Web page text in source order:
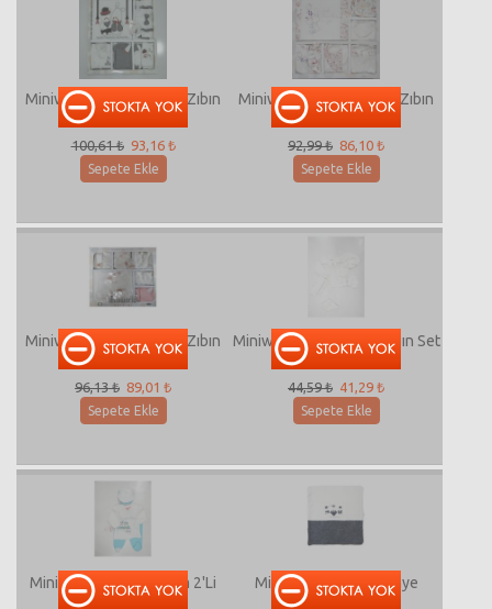
Miniworld-13556 10'Lu Zıbın
Set
100,61 ₺ 93,16 ₺
Sepete Ekle
Miniworld-13295 10'Lu Zıbın
Set
92,99 ₺ 86,10 ₺
Sepete Ekle
Miniworld-13649 10'Lu Zıbın
Set
96,13 ₺ 89,01 ₺
Sepete Ekle
Miniworld-13598 5'Li Zıbın Set
44,59 ₺ 41,29 ₺
Sepete Ekle
Miniworld-13594 Takım 2'Li
Miniworld-13504 Penye
Battaniye